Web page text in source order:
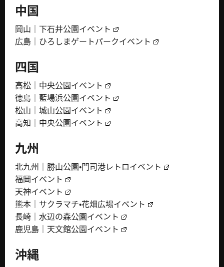
中国
岡山｜下石井公園イベント
広島｜ひろしまゲートパークイベント
四国
高松｜中央公園イベント
徳島｜藍場浜公園イベント
松山｜城山公園イベント
高知｜中央公園イベント
九州
北九州｜勝山公園・門司港レトロイベント
福岡イベント
天神イベント
熊本｜サクラマチ・花畑広場イベント
長崎｜水辺の森公園イベント
鹿児島｜天文館公園イベント
沖縄